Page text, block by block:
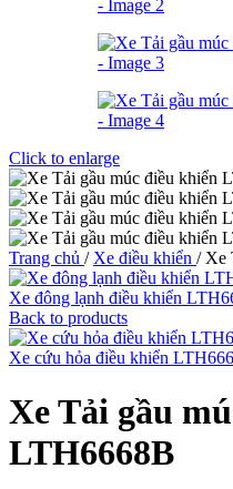
Click to enlarge
Trang chủ / Xe điều khiển / Xe
Xe đông lạnh điều khiển
Back to products
Xe cứu hỏa điều khiển
Xe Tải gầu
LTH6668B